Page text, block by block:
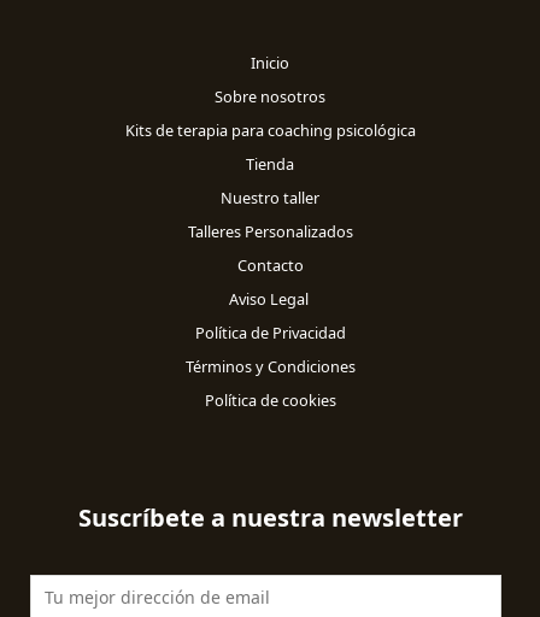
Inicio
Sobre nosotros
Kits de terapia para coaching psicológica
Tienda
Nuestro taller
Talleres Personalizados
Contacto
Aviso Legal
Política de Privacidad
Términos y Condiciones
Política de cookies
Suscríbete a nuestra newsletter